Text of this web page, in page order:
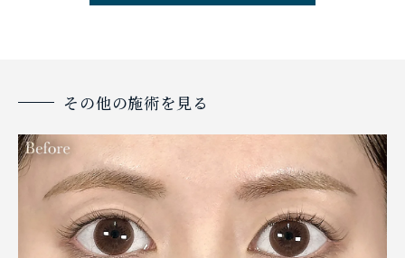
その他の施術を見る